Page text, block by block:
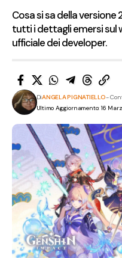
Cosa si sa della versione
tutti i dettagli emersi sul
ufficiale dei developer.
Ultimo Aggiornamento: 16
DiANGELA PIGNATIELLO-